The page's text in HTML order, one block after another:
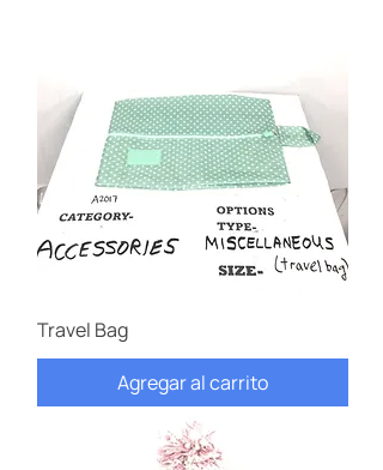
Travel Bag
Agregar al carrito